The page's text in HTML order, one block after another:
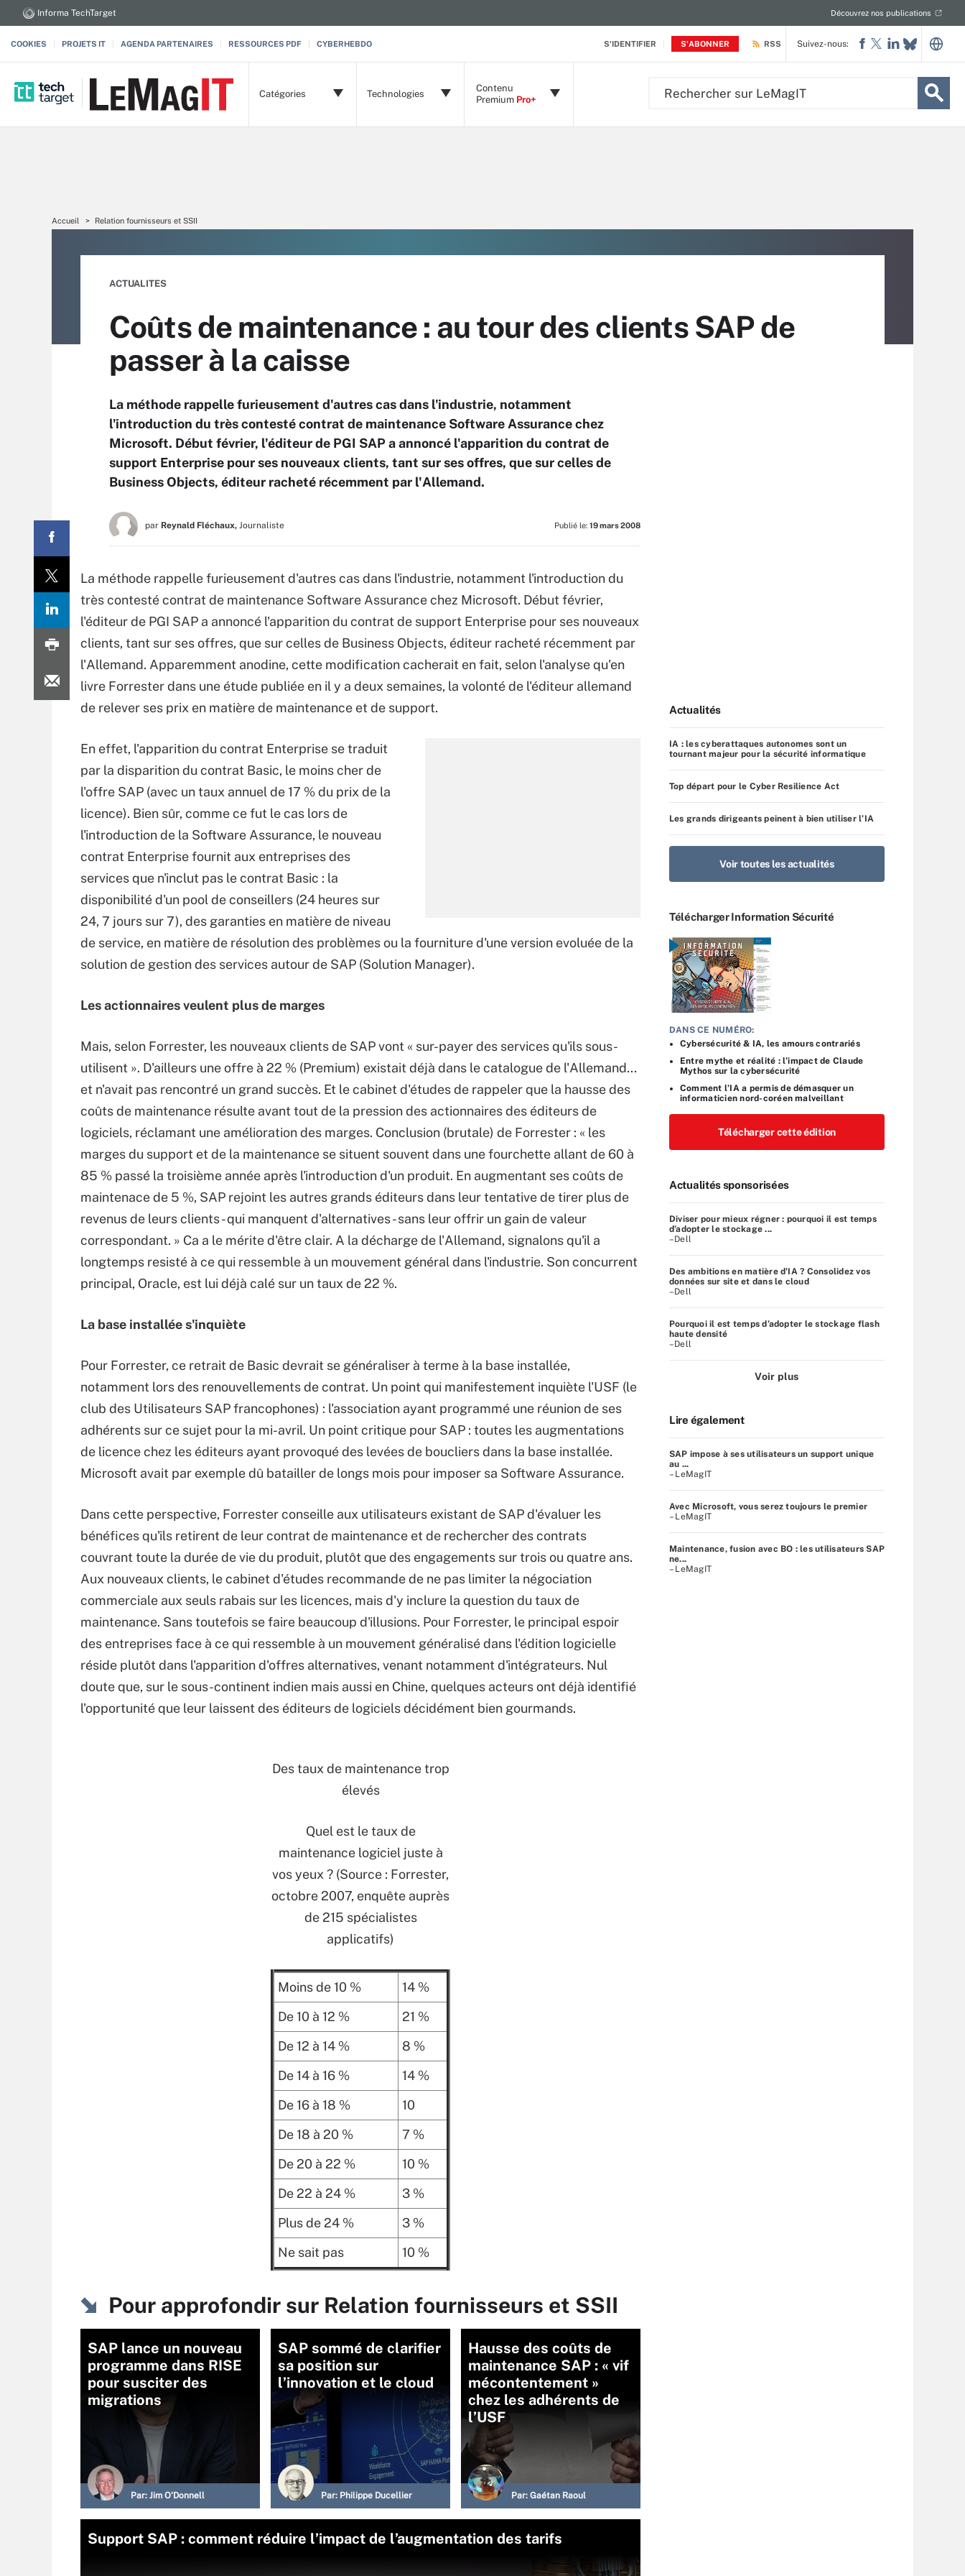
S'IDENTIFIER S'ABONNER
Informa TechTarget Découvrez nos publications
COOKIES PROJETS IT AGENDA PARTENAIRES RESSOURCES PDF CYBERHEBDO RSS
Catégories Technologies
Contenu
Premium Pro+
Suivez-nous:
Accueil Relation fournisseurs et SSII
ACTUALITES
Coûts de maintenance : au tour des clients SAP de
passer à la caisse
La méthode rappelle furieusement d'autres cas dans l'industrie, notamment
l'introduction du très contesté contrat de maintenance Software Assurance chez
Microsoft. Début février, l'éditeur de PGI SAP a annoncé l'apparition du contrat de
support Enterprise pour ses nouveaux clients, tant sur ses offres, que sur celles de
Business Objects, éditeur racheté récemment par l'Allemand.
par Reynald Fléchaux, Journaliste Publié le: 19 mars 2008
La méthode rappelle furieusement d'autres cas dans l'industrie, notamment l'introduction du
très contesté contrat de maintenance Software Assurance chez Microsoft. Début février,
l'éditeur de PGI SAP a annoncé l'apparition du contrat de support Enterprise pour ses nouveaux
clients, tant sur ses offres, que sur celles de Business Objects, éditeur racheté récemment par
l'Allemand. Apparemment anodine, cette modification cacherait en fait, selon l'analyse qu'en
livre Forrester dans une étude publiée en il y a deux semaines, la volonté de l'éditeur allemand
de relever ses prix en matière de maintenance et de support.
En effet, l'apparition du contrat Enterprise se traduit
par la disparition du contrat Basic, le moins cher de
l'offre SAP (avec un taux annuel de 17 % du prix de la
licence). Bien sûr, comme ce fut le cas lors de
l'introduction de la Software Assurance, le nouveau
contrat Enterprise fournit aux entreprises des
services que n'inclut pas le contrat Basic : la
disponibilité d'un pool de conseillers (24 heures sur
24, 7 jours sur 7), des garanties en matière de niveau
de service, en matière de résolution des problèmes ou la fourniture d'une version evoluée de la
solution de gestion des services autour de SAP (Solution Manager).
Les actionnaires veulent plus de marges
Mais, selon Forrester, les nouveaux clients de SAP vont « sur-payer des services qu'ils sous-
utilisent ». D'ailleurs une offre à 22 % (Premium) existait déjà dans le catalogue de l'Allemand...
et n'avait pas rencontré un grand succès. Et le cabinet d'études de rappeler que la hausse des
coûts de maintenance résulte avant tout de la pression des actionnaires des éditeurs de
logiciels, réclamant une amélioration des marges. Conclusion (brutale) de Forrester : « les
marges du support et de la maintenance se situent souvent dans une fourchette allant de 60 à
85 % passé la troisième année après l'introduction d'un produit. En augmentant ses coûts de
maintenace de 5 %, SAP rejoint les autres grands éditeurs dans leur tentative de tirer plus de
revenus de leurs clients - qui manquent d'alternatives - sans leur offrir un gain de valeur
correspondant. » Ca a le mérite d'être clair. A la décharge de l'Allemand, signalons qu'il a
longtemps resisté à ce qui ressemble à un mouvement général dans l'industrie. Son concurrent
principal, Oracle, est lui déjà calé sur un taux de 22 %.
La base installée s'inquiète
Pour Forrester, ce retrait de Basic devrait se généraliser à terme à la base installée,
notamment lors des renouvellements de contrat. Un point qui manifestement inquiète l'USF (le
club des Utilisateurs SAP francophones) : l'association ayant programmé une réunion de ses
adhérents sur ce sujet pour la mi-avril. Un point critique pour SAP : toutes les augmentations
de licence chez les éditeurs ayant provoqué des levées de boucliers dans la base installée.
Microsoft avait par exemple dû batailler de longs mois pour imposer sa Software Assurance.
Dans cette perspective, Forrester conseille aux utilisateurs existant de SAP d'évaluer les
bénéfices qu'ils retirent de leur contrat de maintenance et de rechercher des contrats
couvrant toute la durée de vie du produit, plutôt que des engagements sur trois ou quatre ans.
Aux nouveaux clients, le cabinet d'études recommande de ne pas limiter la négociation
commerciale aux seuls rabais sur les licences, mais d'y inclure la question du taux de
maintenance. Sans toutefois se faire beaucoup d'illusions. Pour Forrester, le principal espoir
des entreprises face à ce qui ressemble à un mouvement généralisé dans l'édition logicielle
réside plutôt dans l'apparition d'offres alternatives, venant notamment d'intégrateurs. Nul
doute que, sur le sous-continent indien mais aussi en Chine, quelques acteurs ont déjà identifié
l'opportunité que leur laissent des éditeurs de logiciels décidément bien gourmands.
Des taux de maintenance trop
élevés
Quel est le taux de
maintenance logiciel juste à
vos yeux ? (Source : Forrester,
octobre 2007, enquête auprès
de 215 spécialistes
applicatifs)
Moins de 10 %
14 %
De 10 à 12 %
21 %
De 12 à 14 %
8 %
De 14 à 16 %
14 %
De 16 à 18 %
10
De 18 à 20 %
7 %
De 20 à 22 %
10 %
De 22 à 24 %
3 %
Plus de 24 %
3 %
Ne sait pas
10 %
Pour approfondir sur Relation fournisseurs et SSII
SAP lance un nouveau
programme dans RISE
pour susciter des
migrations
Par: Jim O'Donnell
SAP sommé de clarifier
sa position sur
l’innovation et le cloud
Par: Philippe Ducellier
Hausse des coûts de
maintenance SAP : « vif
mécontentement »
chez les adhérents de
l’USF
Par: Gaétan Raoul
Support SAP : comment réduire l’impact de l’augmentation des tarifs
Actualités
IA : les cyberattaques autonomes sont un
tournant majeur pour la sécurité informatique
Top départ pour le Cyber Resilience Act
Les grands dirigeants peinent à bien utiliser l’IA
Voir toutes les actualités
Télécharger Information Sécurité
DANS CE NUMÉRO:
Cybersécurité & IA, les amours contrariés
Entre mythe et réalité : l’impact de Claude
Mythos sur la cybersécurité
Comment l’IA a permis de démasquer un
informaticien nord-coréen malveillant
Télécharger cette édition
Actualités sponsorisées
Diviser pour mieux régner : pourquoi il est temps
d’adopter le stockage ...
–Dell
Des ambitions en matière d'IA ? Consolidez vos
données sur site et dans le cloud
–Dell
Pourquoi il est temps d’adopter le stockage flash
haute densité
–Dell
Voir plus
Lire également
SAP impose à ses utilisateurs un support unique
au ...
– LeMagIT
Avec Microsoft, vous serez toujours le premier
– LeMagIT
Maintenance, fusion avec BO : les utilisateurs SAP
ne...
– LeMagIT